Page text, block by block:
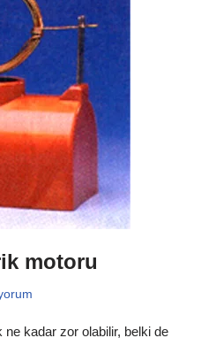
motoru
kadar zor olabilir, belki de